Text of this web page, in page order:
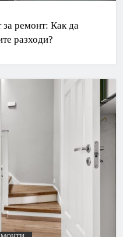
ремонт: Как да
разходи?